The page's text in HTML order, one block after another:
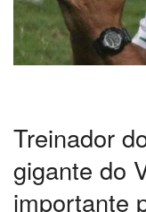
Treinador
gigante do
importante